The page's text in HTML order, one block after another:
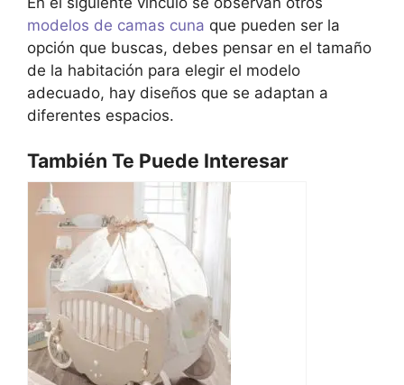
modelos de camas cuna que pueden ser la
opción que buscas, debes pensar en el tamaño
de la habitación para elegir el modelo
adecuado, hay diseños que se adaptan a
diferentes espacios.
También Te Puede Interesar